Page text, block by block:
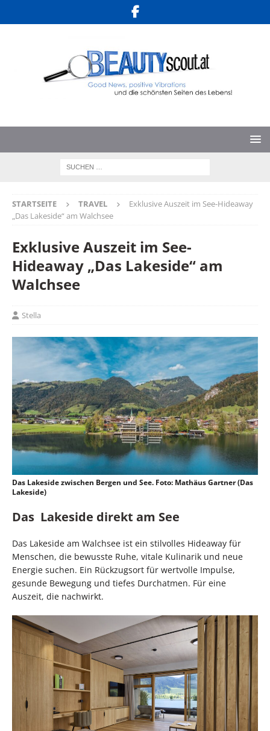
STARTSEITE TRAVEL
Exklusive Auszeit im See-Hideaway
„Das Lakeside“ am Walchsee
Exklusive Auszeit im See-
Hideaway „Das Lakeside“ am
Walchsee
Stella
Das Lakeside zwischen Bergen und See. Foto: Mathäus Gartner (Das
Lakeside)
Das Lakeside direkt am See
Das Lakeside am Walchsee ist ein stilvolles Hideaway für
Menschen, die bewusste Ruhe, vitale Kulinarik und neue
Energie suchen. Ein Rückzugsort für wertvolle Impulse,
gesunde Bewegung und tiefes Durchatmen. Für eine
Auszeit, die nachwirkt.